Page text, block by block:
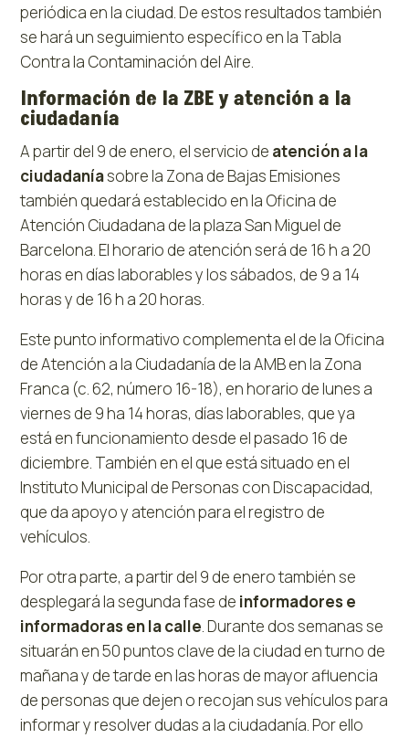
periódica en la ciudad. De estos resultados también
se hará un seguimiento específico en la Tabla
Contra la Contaminación del Aire.
Información de la ZBE y atención a la
ciudadanía
A partir del 9 de enero, el servicio de atención a la
ciudadaníasobre la Zona de Bajas Emisiones
también quedará establecido en la Oficina de
Atención Ciudadana de la plaza San Miguel de
Barcelona. El horario de atención será de 16 h a 20
horas en días laborables y los sábados, de 9 a 14
horas y de 16 h a 20 horas.
Este punto informativo complementa el de la Oficina
de Atención a la Ciudadanía de la AMB en la Zona
Franca (c. 62, número 16-18), en horario de lunes a
viernes de 9 ha 14 horas, días laborables, que ya
está en funcionamiento desde el pasado 16 de
diciembre. También en el que está situado en el
Instituto Municipal de Personas con Discapacidad,
que da apoyo y atención para el registro de
vehículos.
Por otra parte, a partir del 9 de enero también se
desplegará la segunda fase de informadores e
informadoras en la calle. Durante dos semanas se
situarán en 50 puntos clave de la ciudad en turno de
mañana y de tarde en las horas de mayor afluencia
de personas que dejen o recojan sus vehículos para
informar y resolver dudas a la ciudadanía. Por ello